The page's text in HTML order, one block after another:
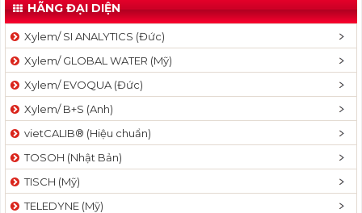
g
l
v
a
t
HÃNG ĐẠI DIỆN
Xylem/ SI ANALYTICS (Đức)
Xylem/ GLOBAL WATER (Mỹ)
Xylem/ EVOQUA (Đức)
Xylem/ B+S (Anh)
vietCALIB® (Hiệu chuẩn)
TOSOH (Nhật Bản)
TISCH (Mỹ)
TELEDYNE (Mỹ)